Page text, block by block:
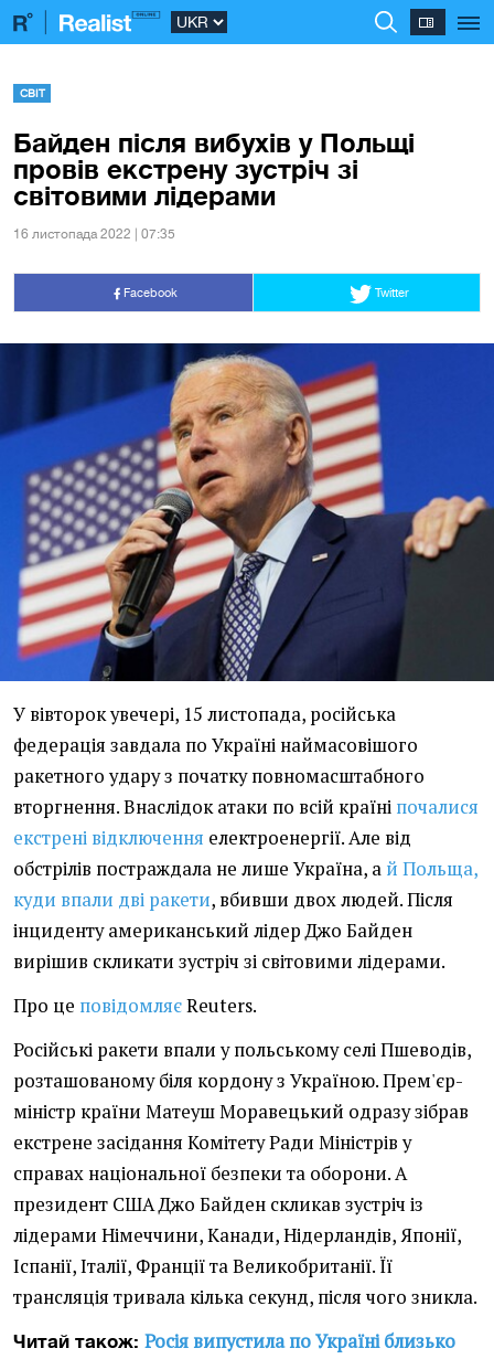
СВІТ
Байден після вибухів у Польщі
провів екстрену зустріч зі
світовими лідерами
16 листопада 2022 | 07:35
Facebook Twitter
У вівторок увечері, 15 листопада, російська
федерація завдала по Україні наймасовішого
ракетного удару з початку повномасштабного
вторгнення. Внаслідок атаки по всій країні почалися
екстрені відключення електроенергії. Але від
обстрілів постраждала не лише Україна, а й Польща,
куди впали дві ракети, вбивши двох людей. Після
інциденту американський лідер Джо Байден
вирішив скликати зустріч зі світовими лідерами.
Про це повідомляєReuters.
Російські ракети впали у польському селі Пшеводів,
розташованому біля кордону з Україною. Прем'єр-
міністр країни Матеуш Моравецький одразу зібрав
екстрене засідання Комітету Ради Міністрів у
справах національної безпеки та оборони. А
президент США Джо Байден скликав зустріч із
лідерами Німеччини, Канади, Нідерландів, Японії,
Іспанії, Італії, Франції та Великобританії. Її
трансляція тривала кілька секунд, після чого зникла.
Читай також: Росія випустила по Україні близько